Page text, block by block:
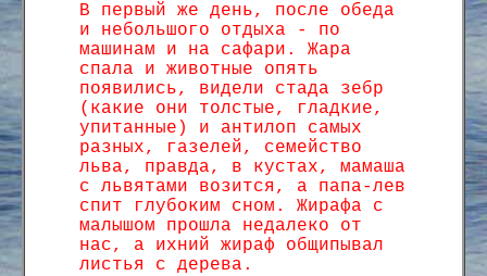
В первый же день, после обеда
и небольшого отдыха - по
машинам и на сафари. Жара
спала и животные опять
появились, видели стада зебр
(какие они толстые, гладкие,
упитанные) и антилоп самых
разных, газелей, семейство
льва, правда, в кустах, мамаша
с львятами возится, а папа-лев
спит глубоким сном. Жирафа с
малышом прошла недалеко от
нас, а ихний жираф общипывал
листья с дерева.